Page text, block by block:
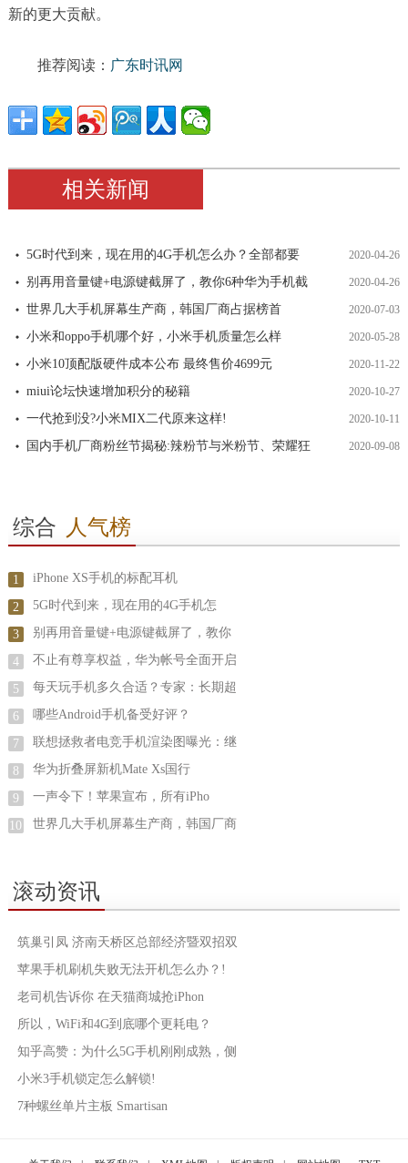
新的更大贡献。
推荐阅读： 广东时讯网
相关新闻
5G时代到来，现在用的4G手机怎么办？全部都要 2020-04-26
别再用音量键+电源键截屏了，教你6种华为手机截 2020-04-26
世界几大手机屏幕生产商，韩国厂商占据榜首 2020-07-03
小米和oppo手机哪个好，小米手机质量怎么样 2020-05-28
小米10顶配版硬件成本公布 最终售价4699元 2020-11-22
miui论坛快速增加积分的秘籍 2020-10-27
一代抢到没?小米MIX二代原来这样! 2020-10-11
国内手机厂商粉丝节揭秘:辣粉节与米粉节、荣耀狂 2020-09-08
综合 人气榜
1 iPhone XS手机的标配耳机
2 5G时代到来，现在用的4G手机怎
3 别再用音量键+电源键截屏了，教你
4 不止有尊享权益，华为帐号全面开启
5 每天玩手机多久合适？专家：长期超
6 哪些Android手机备受好评？
7 联想拯救者电竞手机渲染图曝光：继
8 华为折叠屏新机Mate Xs国行
9 一声令下！苹果宣布，所有iPho
10 世界几大手机屏幕生产商，韩国厂商
滚动资讯
筑巢引凤 济南天桥区总部经济暨双招双
苹果手机刷机失败无法开机怎么办？!
老司机告诉你 在天猫商城抢iPhon
所以，WiFi和4G到底哪个更耗电？
知乎高赞：为什么5G手机刚刚成熟，侧
小米3手机锁定怎么解锁!
7种螺丝单片主板 Smartisan